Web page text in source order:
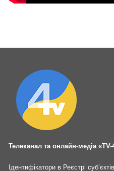
Телеканал та онлайн-медіа «TV-
Ідентифікатори в Реєстрі